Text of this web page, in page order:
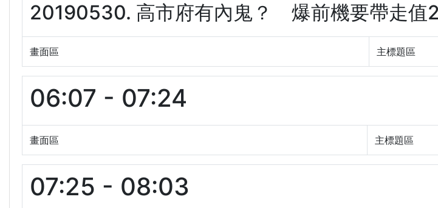
20190530. 高市府有內鬼？ 爆前機要帶走值
畫面區 主標題區
06:07 - 07:24
畫面區 主標題區
07:25 - 08:03